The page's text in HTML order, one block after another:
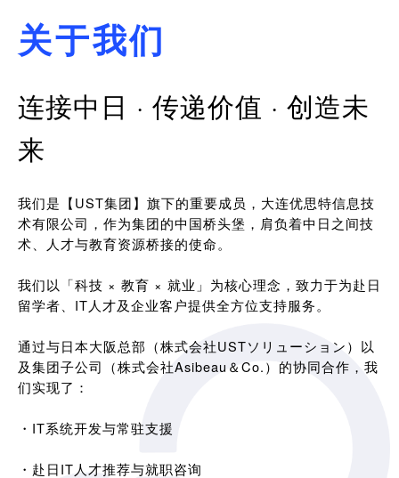
关于我们
连接中日 · 传递价值 · 创造未
来
我们是【UST集团】旗下的重要成员，大连优思特信息技
术有限公司，作为集团的中国桥头堡，肩负着中日之间技
术、人才与教育资源桥接的使命。
我们以「科技 × 教育 × 就业」为核心理念，致力于为赴日
留学者、IT人才及企业客户提供全方位支持服务。
通过与日本大阪总部（株式会社USTソリューション）以
及集团子公司（株式会社Asibeau＆Co.）的协同合作，我
们实现了：
・IT系统开发与常驻支援
・赴日IT人才推荐与就职咨询